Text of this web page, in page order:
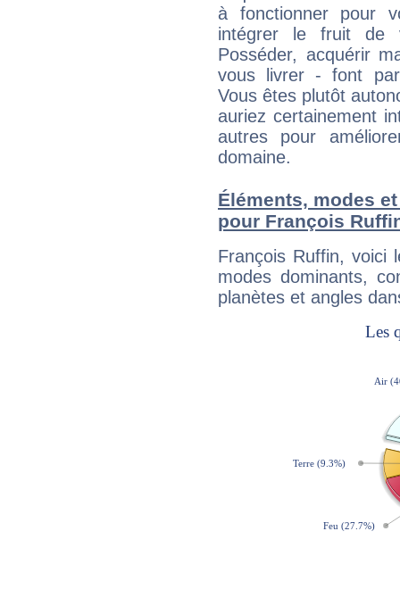
à fonctionner pour
intégrer le fruit de
Posséder, acquérir
vous livrer - font
Vous êtes plutôt
auriez certainement
autres pour
domaine.
Éléments, modes
pour François
François Ruffin, voici
modes dominants,
planètes et angles